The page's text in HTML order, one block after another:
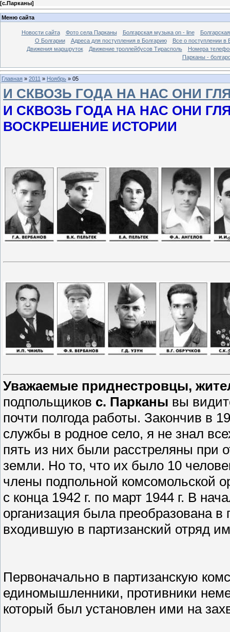
[с.Парканы]
Меню сайта
Новости сайта Фото села Парканы Болгарская музыка on - line
О Болгарии
Адреса для поступления в Болгарию
Все о поступлении в
Движения маршруток
Движение троллейбусов Тирасполь
Номера
Парканы -
Главная » 2011 » Ноябрь » 05
И СКВОЗЬ ГОДА НА НАС ОНИ
И СКВОЗЬ ГОДА НА НАС ОНИ
ВОСКРЕШЕНИЕ ИСТОРИИ
Уважаемые приднестровцы,
подпольщиков с. Парканы вы
почти полгода работы. Закончив в
службы в родное село, я не знал
пять из них были расстреляны при
земли. Но то, что их было 10
члены подпольной комсомольской
с конца 1942 г. по март 1944 г. В
организация была преобразована в
входившую в партизанский отряд
Первоначально в партизанскую
единомышленники, противники
который был установлен ими на